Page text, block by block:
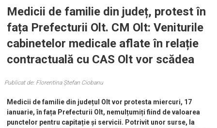
Medicii de familie din județ, protest în
fața Prefecturii Olt. CM Olt: Veniturile
cabinetelor medicale aflate în relație
contractuală cu CAS Olt vor scădea
Publicat de: Florentina Ștefan Ciobanu
Medicii de familie din județul Olt vor protesta miercuri, 17
ianuarie, în fața Prefecturii Olt, nemulțumiți fiind de valoarea
punctelor pentru capitație și servicii. Potrivit unor surse, la